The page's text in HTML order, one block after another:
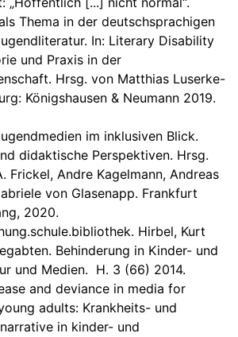
Thema in der deutschsprachigen
In: Literary Disability
und Praxis in der
Hrsg. von Matthias Luserke-
Königshausen & Neumann 2019.
im inklusiven Blick.
didaktische Perspektiven. Hrsg.
Frickel, Andre Kagelmann, Andreas
von Glasenapp. Frankfurt
2020.
Hirbel, Kurt
Behinderung in Kinder- und
und Medien. H. 3 (66) 2014.
and deviance in media for
adults: Krankheits- und
in kinder- und